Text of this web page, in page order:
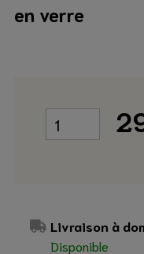
en verre
Livraison à
Disponible